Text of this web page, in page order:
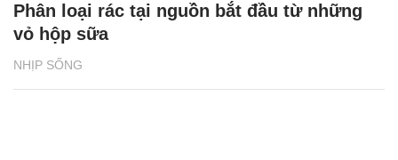
NHỊP SỐNG
Phân loại rác tại nguồn bắt đầu từ những
vỏ hộp sữa